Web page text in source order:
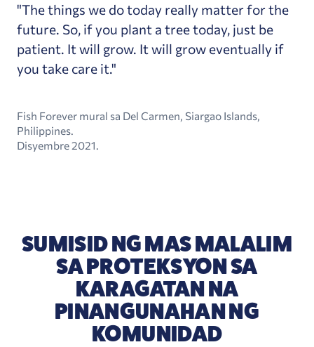
"The things we do today really matter for the
future. So, if you plant a tree today, just be
patient. It will grow. It will grow eventually if
you take care it."
Fish Forever mural sa Del Carmen, Siargao Islands,
Philippines.
Disyembre 2021.
SUMISID NG MAS MALALIM
SA PROTEKSYON SA
KARAGATAN NA
PINANGUNAHAN NG
KOMUNIDAD